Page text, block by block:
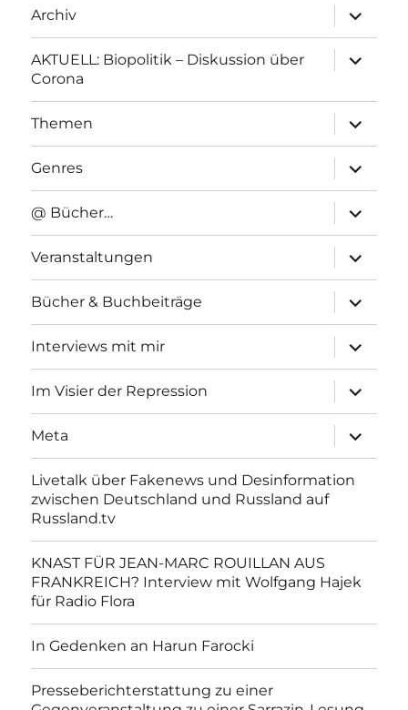
Archiv
anzeigen
AKTUELL: Biopolitik – Diskussion über
Corona
anzeigen
Themen
anzeigen
Genres
anzeigen
@ Bücher…
anzeigen
Veranstaltungen
anzeigen
Bücher & Buchbeiträge
anzeigen
Interviews mit mir
anzeigen
Im Visier der Repression
anzeigen
Meta
anzeigen
Livetalk über Fakenews und Desinformation
zwischen Deutschland und Russland auf
Russland.tv
KNAST FÜR JEAN-MARC ROUILLAN AUS
FRANKREICH? Interview mit Wolfgang Hajek
für Radio Flora
In Gedenken an Harun Farocki
Presseberichterstattung zu einer